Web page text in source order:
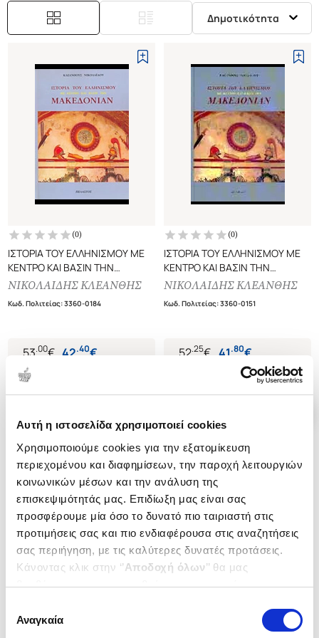
Αυτή η ιστοσελίδα χρησιμοποιεί cookies
Χρησιμοποιούμε cookies για την εξατομίκευση
περιεχομένου και διαφημίσεων, την παροχή λειτουργιών
κοινωνικών μέσων και την ανάλυση της
επισκεψιμότητάς μας. Επιδίωξη μας είναι σας
προσφέρουμε μία όσο το δυνατό πιο ταιριαστή στις
προτιμήσεις σας και πιο ενδιαφέρουσα στις αναζητήσεις
σας περιήγηση, με τις καλύτερες δυνατές προτάσεις.
Κάνοντας κλικ στην ‘’Αποδοχή όλων’’ θα μας
βοηθήσετε να ανταποκριθούμε στα παραπάνω.
ενδιαφέρουν και να επιλέξετε από τα παρακάτω με την
΄΄και να ενημερωθείτε σχετικά με
συγκατάθεσης
Αναγκαία
Δημοτικότητα
(0)
ΙΣΤΟΡΙΑ ΤΟΥ ΕΛΛΗΝΙΣΜΟΥ ΜΕ
ΚΕΝΤΡΟ ΚΑΙ ΒΑΣΙΝ ΤΗΝ
ΜΑΚΕΔΟΝΙΑΝ (ΣΚΛΗΡΟΔΕΤΗ
Η ΜΑΚΕΔΟΝΙΑ ΩΣ ΑΦΕΤΗΡΙΑ
ΔΙΠΛΩΜΑΤΙΑΣ
ΝΙΚΟΛΑΙΔΗΣ ΚΛΕΑΝΘΗΣ
Κωδ. Πολιτείας:3360-0184
53.00€
Τιμή Έκδοσης
42.40€
(0)
ΙΣΤΟΡΙΑ ΤΟΥ ΕΛΛΗΝΙΣΜΟΥ ΜΕ
ΚΕΝΤΡΟ ΚΑΙ ΒΑΣΙΝ ΤΗΝ
ΜΑΚΕΔΟΝΙΑΝ (ΧΑΡΤΟΔΕΤΗ
Η ΜΑΚΕΔΟΝΙΑ ΩΣ ΑΦΕΤΗΡΙΑ
ΔΙΠΛΩΜΑΤΙΑΣ
ΝΙΚΟΛΑΙΔΗΣ ΚΛΕΑΝΘΗΣ
Κωδ. Πολιτείας:3360-0151
52.25€ 41.80€
Τιμή Πολιτείας